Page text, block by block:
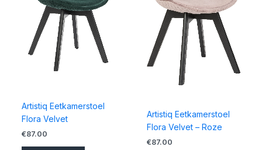
Artistiq Eetkamerstoel
Flora Velvet
€87.00
Artistiq Eetkamerstoel
Flora Velvet – Roze
€87.00